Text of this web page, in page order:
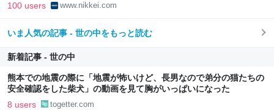
100 users www.nikkei.com
いま人気の記事 - 世の中をもっと読む
新着記事 - 世の中
熊本での地震の際に「地震が怖いけど、長男なので弟分の猫たちの
安全確認をした柴犬」の動画を見て胸がいっぱいになった
8 users togetter.com